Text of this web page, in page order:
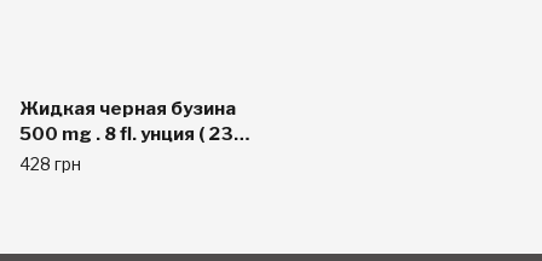
Жидкая черная бузина
500 mg . 8 fl. унция ( 237
мл)
428 грн